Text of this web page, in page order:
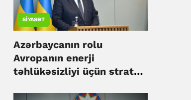
SIYASƏT
Azərbaycanın rolu
Avropanın enerji
təhlükəsizliyi üçün strateji